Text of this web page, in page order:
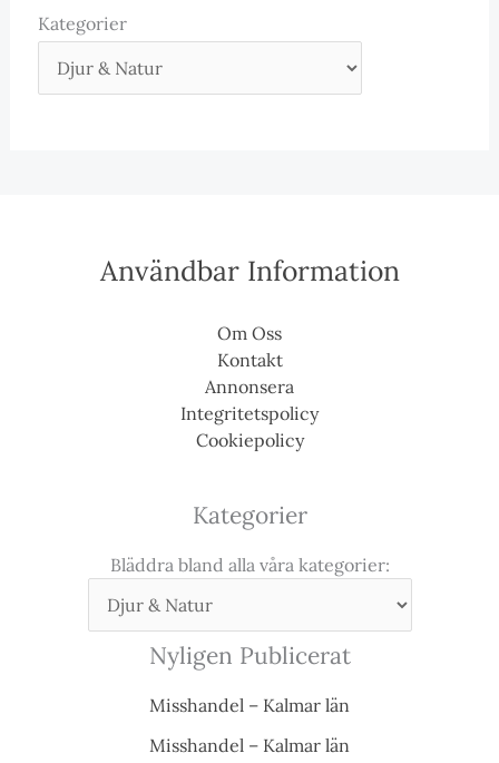
Kategorier
Användbar Information
Om Oss
Kontakt
Annonsera
Integritetspolicy
Cookiepolicy
Kategorier
Bläddra bland alla våra kategorier:
Nyligen Publicerat
Misshandel – Kalmar län
Misshandel – Kalmar län